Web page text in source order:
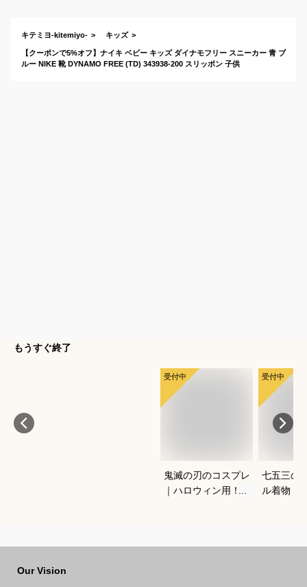
キテミヨ-kitemiyo- キッズ
【クーポンで5%オフ】ナイキ ベビー キッズ ダイナモフリー スニーカー 青 ブ
ルー NIKE 靴 DYNAMO FREE (TD) 343938-200 スリッポン 子供
もうすぐ終了
受付中
鬼滅の刃のコスプレ
｜ハロウィン用！キ
受付中
七五三の
ル着物（
Our Vision